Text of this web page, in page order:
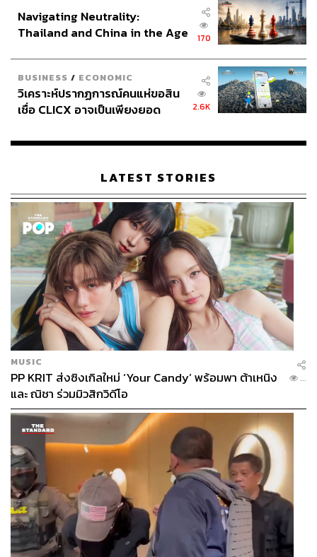
Navigating Neutrality:
Thailand and China in the Age
170
BUSINESS / ECONOMIC
วิเคราะห์ปรากฏการณ์คนแห่ขอสิน
เชื่อ CLICX อาจเป็นเพียงยอด
เรือนไทยที่ถูกซุกไว้
2.6K
LATEST STORIES
MUSIC
PP KRIT ส่งซิงเกิลใหม่ ‘Your Candy’ พร้อมพา ต้าเหนิง
และ ณิชา ร่วมมิวสิกวิดีโอ
...